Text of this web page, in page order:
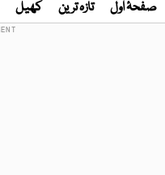
صفحۂ اول تازہ ترین کھیل